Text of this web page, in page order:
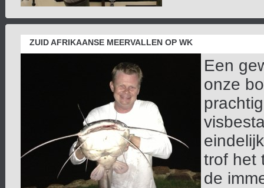
ZUID AFRIKAANSE MEERVALLEN OP WK
Een
onze
trof het
de